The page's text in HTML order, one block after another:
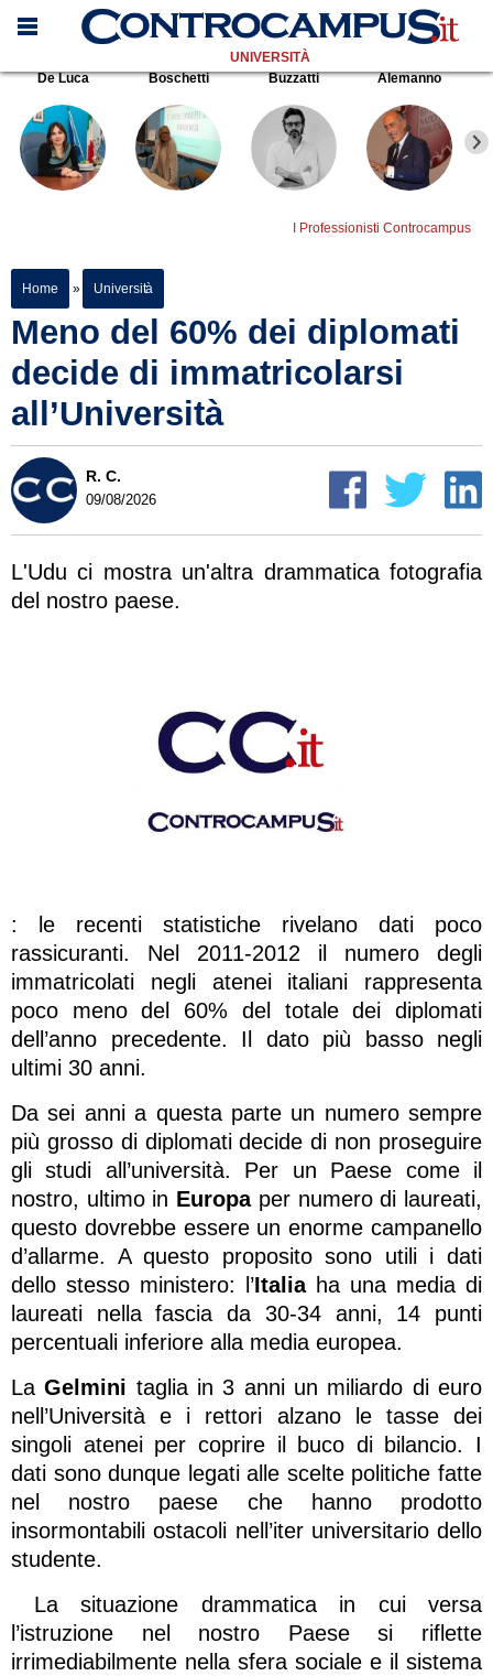
UNIVERSITÀ
De Luca
Boschetti Buzzatti Alemanno
I Professionisti Controcampus
Home » Università
Meno del 60% dei diplomati
decide di immatricolarsi
all’Università
R. C.
09/08/2026
L'Udu ci mostra un'altra drammatica fotografia
del nostro paese.
: le recenti statistiche rivelano dati poco
rassicuranti. Nel 2011-2012 il numero degli
immatricolati negli atenei italiani rappresenta
poco meno del 60% del totale dei diplomati
dell’anno precedente. Il dato più basso negli
ultimi 30 anni.
Da sei anni a questa parte un numero sempre
più grosso di diplomati decide di non proseguire
gli studi all’università. Per un Paese come il
nostro, ultimo in Europaper numero di laureati,
questo dovrebbe essere un enorme campanello
d’allarme. A questo proposito sono utili i dati
dello stesso ministero: l’Italiaha una media di
laureati nella fascia da 30-34 anni, 14 punti
percentuali inferiore alla media europea.
LaGelmini taglia in 3 anni un miliardo di euro
nell’Università e i rettori alzano le tasse dei
singoli atenei per coprire il buco di bilancio. I
dati sono dunque legati alle scelte politiche fatte
nel nostro paese che hanno prodotto
insormontabili ostacoli nell’iter universitario dello
studente.
La situazione drammatica in cui versa
l’istruzione nel nostro Paese si riflette
irrimediabilmente nella sfera sociale e il sistema